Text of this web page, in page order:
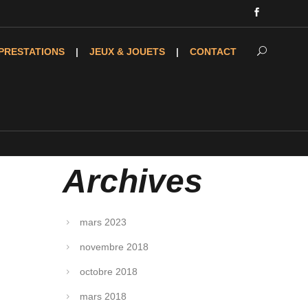
JEUX & JOUETS CONTACT
Archives
mars 2023
novembre 2018
octobre 2018
mars 2018